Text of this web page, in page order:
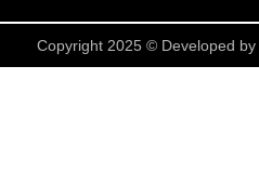
Copyright 2025 © Developed by